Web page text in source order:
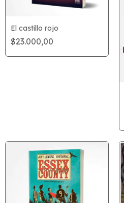
El castillo rojo
$23.000,00